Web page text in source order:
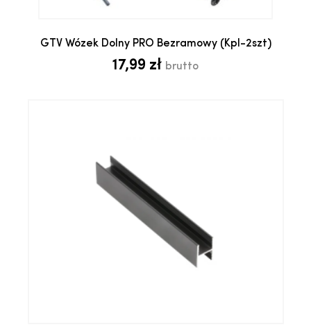
GTV Wózek Dolny PRO Bezramowy (kpl-2szt)
17,99 zł brutto